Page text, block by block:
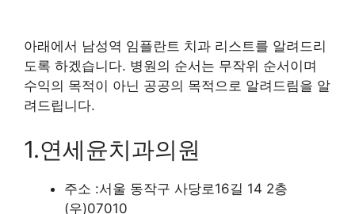
아래에서 남성역 임플란트 치과 리스트를 알려드리
도록 하겠습니다. 병원의 순서는 무작위 순서이며
수익의 목적이 아닌 공공의 목적으로 알려드림을 알
려드립니다.
1.연세윤치과의원
주소 :서울 동작구 사당로16길 14 2층
(우)07010